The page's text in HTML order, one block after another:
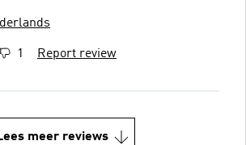
1 Report review
meer reviews